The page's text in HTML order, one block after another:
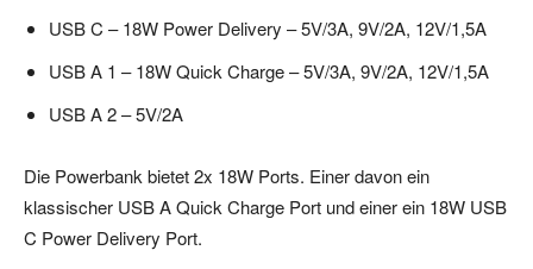
USB C – 18W Power Delivery – 5V/3A, 9V/2A, 12V/1,5A
USB A 1 – 18W Quick Charge – 5V/3A, 9V/2A, 12V/1,5A
USB A 2 – 5V/2A
Die Powerbank bietet 2x 18W Ports. Einer davon ein
klassischer USB A Quick Charge Port und einer ein 18W USB
C Power Delivery Port.